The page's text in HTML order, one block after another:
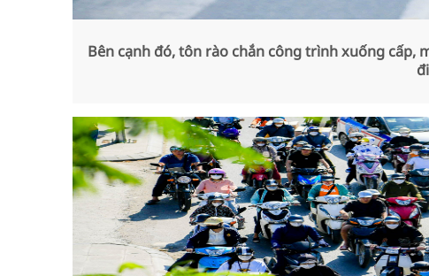
Bên cạnh đó, tôn rào chắn công trình xuống cấp,